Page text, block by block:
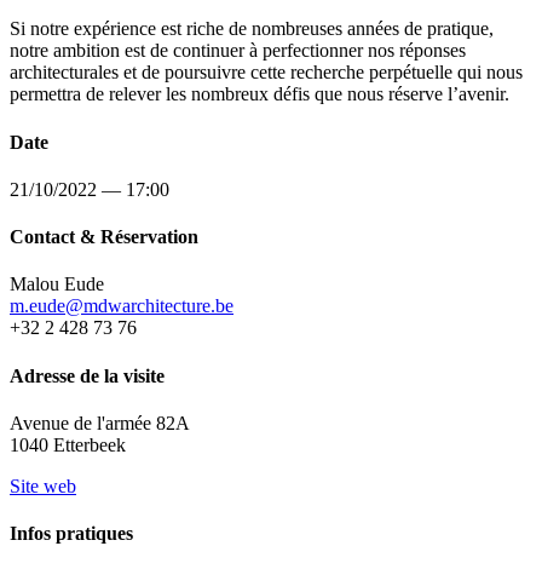
Si notre expérience est riche de nombreuses années de pratique,
notre ambition est de continuer à perfectionner nos réponses
architecturales et de poursuivre cette recherche perpétuelle qui nous
permettra de relever les nombreux défis que nous réserve l’avenir.
Date
21/10/2022 — 17:00
Contact & Réservation
Malou Eude
m.eude@mdwarchitecture.be
+32 2 428 73 76
Adresse de la visite
Avenue de l'armée 82A
1040 Etterbeek
Site web
Infos pratiques